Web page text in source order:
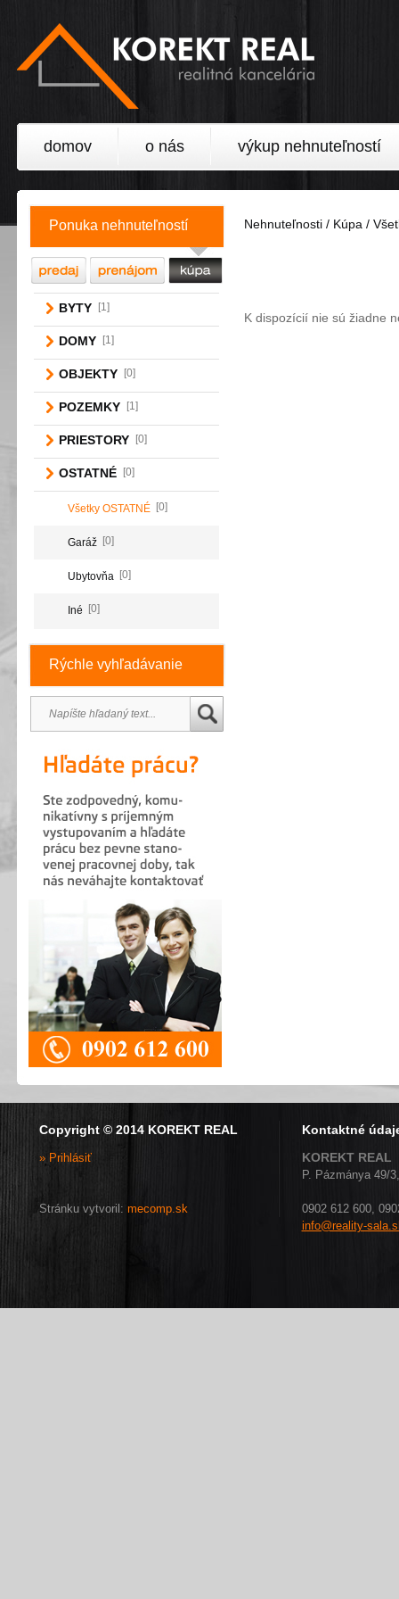
domov o nás výkup nehnuteľností
Ponuka nehnuteľností
BYTY [1]
DOMY [1]
OBJEKTY [0]
POZEMKY [1]
PRIESTORY [0]
OSTATNÉ [0]
Všetky OSTATNÉ [0]
Garáž [0]
Ubytovňa [0]
Iné [0]
Rýchle vyhľadávanie
Nehnuteľnosti / Kúpa /
K dispozícií nie sú žiadne
Copyright © 2014 KOREKT REAL
» Prihlásiť
Stránku vytvoril: mecomp.sk
Kontaktné
KOREKT REAL
P. Pázmánya 49/
0902 612 600,
info@reality-